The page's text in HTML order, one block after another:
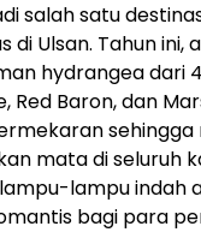
salah satu
di Ulsan. Tahun ini,
hydrangea dari
Red Baron, dan
mata di seluruh
lampu indah
bagi para